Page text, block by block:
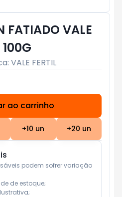
FATIADO VALE
100G
VALE FERTIL
ao carrinho
+10 un +20 un
podem sofrer variação
de estoque;